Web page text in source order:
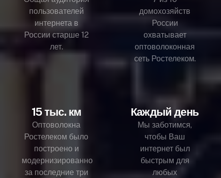
пользователей
интернета в
России старше 12
лет.
домохозяйств
России
охватывает
оптоволоконная
сеть Ростелеком.
15 тыс. км
Оптоволокна
Ростелеком было
построено и
модернизированно
за последние три
Каждый день
Мы заботимся,
чтобы Ваш
интернет был
быстрым для
любых